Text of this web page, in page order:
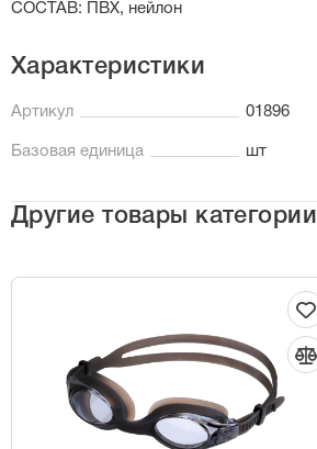
СОСТАВ: ПВХ, нейлон
Характеристики
Артикул 01896
Базовая единица шт
Другие товары категории